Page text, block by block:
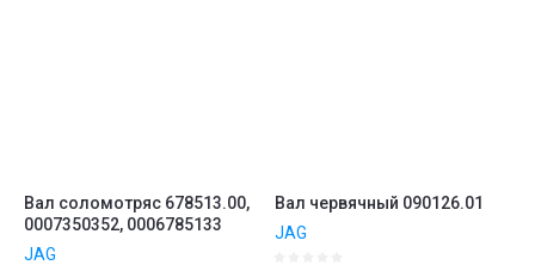
Вал соломотряс 678513.00,
0007350352, 0006785133
JAG
Вал червячный 090126.01
JAG